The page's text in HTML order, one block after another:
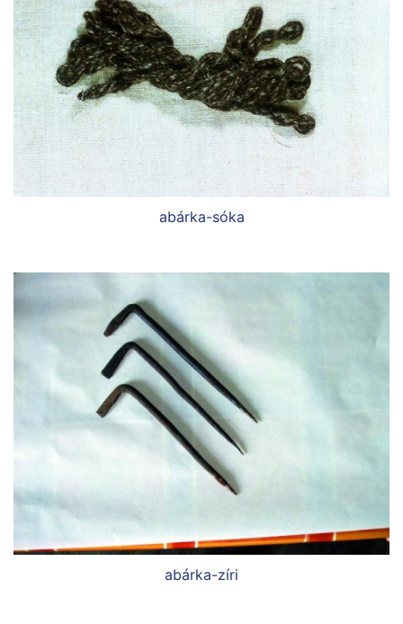
abárka-sóka
abárka-zíri